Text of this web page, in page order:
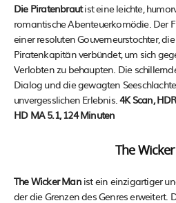
Die Piratenbrautist eine leichte,
romantische Abenteuerkomödie. Der
einer resoluten Gouverneurstochter,
Piratenkapitän verbündet, um sich
Verlobten zu behaupten. Die
Dialog und die gewagten
unvergesslichen Erlebnis.4K Scan,
HD MA 5.1, 124 Minuten
The
The Wicker Manist ein einzigartiger
der die Grenzen des Genres